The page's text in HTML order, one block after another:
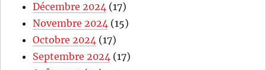
Décembre 2024 (17)
Novembre 2024 (15)
Octobre 2024 (17)
Septembre 2024 (17)